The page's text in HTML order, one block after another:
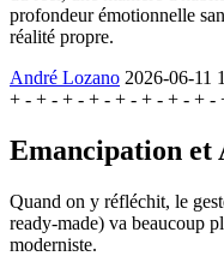
profondeur émotionnelle
réalité propre.
André Lozano 2026-06-11
Emancipation et
Quand on y réfléchit, le
ready-made) va beaucoup
moderniste.